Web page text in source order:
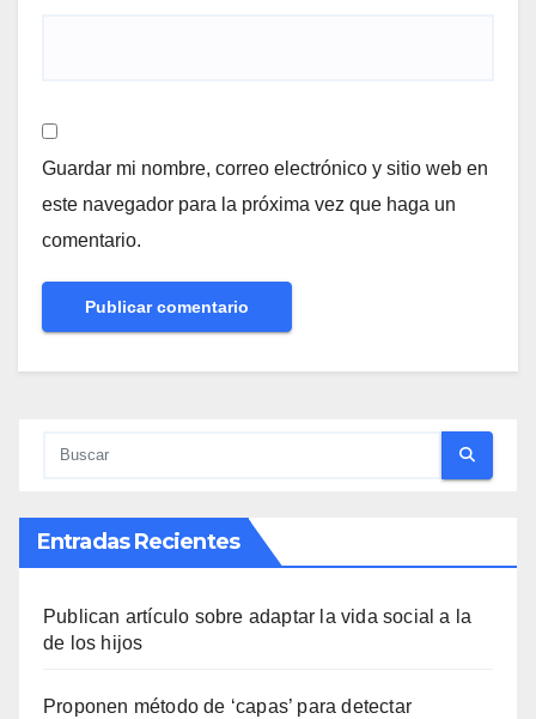
Guardar mi nombre, correo electrónico y sitio web en
este navegador para la próxima vez que haga un
comentario.
Entradas Recientes
Publican artículo sobre adaptar la vida social a la
de los hijos
Proponen método de ‘capas’ para detectar